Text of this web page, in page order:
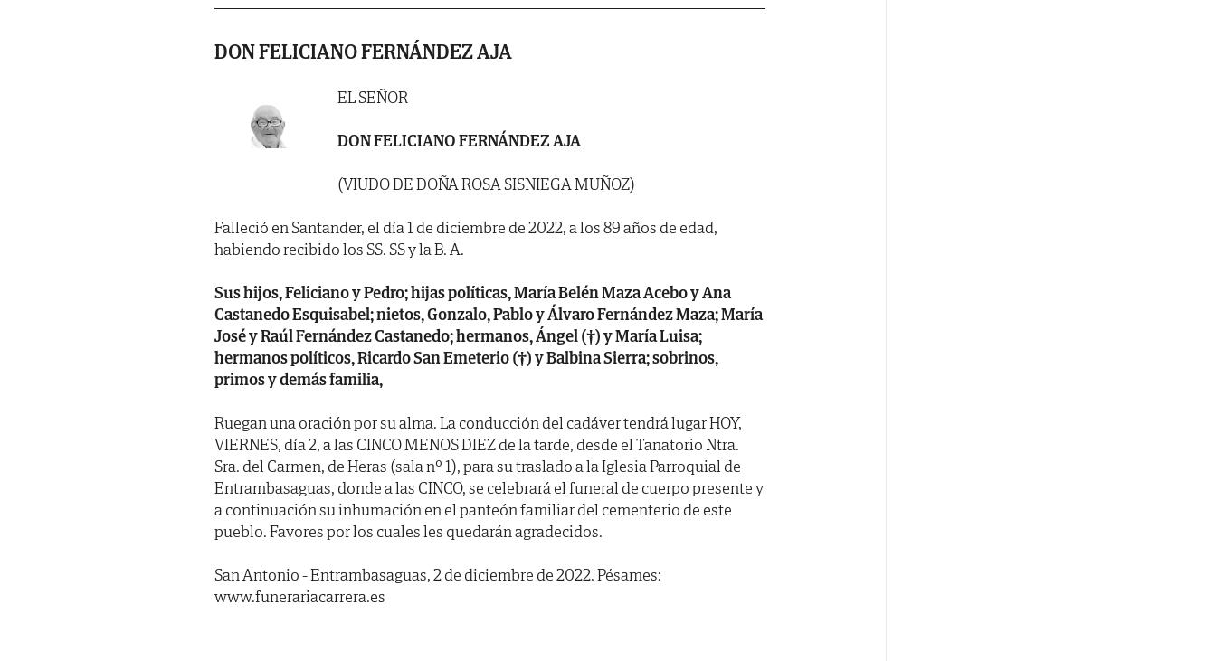
DON FELICIANO FERNÁNDEZ AJA
EL SEÑOR
DON FELICIANO FERNÁNDEZ AJA
(VIUDO DE DOÑA ROSA SISNIEGA MUÑOZ)
Falleció en Santander, el día 1 de diciembre de 2022, a los 89 años de edad,
habiendo recibido los SS. SS y la B. A.
Sus hijos, Feliciano y Pedro; hijas políticas, María Belén Maza Acebo y Ana
Castanedo Esquisabel; nietos, Gonzalo, Pablo y Álvaro Fernández Maza; María
José y Raúl Fernández Castanedo; hermanos, Ángel (†) y María Luisa;
hermanos políticos, Ricardo San Emeterio (†) y Balbina Sierra; sobrinos,
primos y demás familia,
Ruegan una oración por su alma. La conducción del cadáver tendrá lugar HOY,
VIERNES, día 2, a las CINCO MENOS DIEZ de la tarde, desde el Tanatorio Ntra.
Sra. del Carmen, de Heras (sala nº 1), para su traslado a la Iglesia Parroquial de
Entrambasaguas, donde a las CINCO, se celebrará el funeral de cuerpo presente y
a continuación su inhumación en el panteón familiar del cementerio de este
pueblo. Favores por los cuales les quedarán agradecidos.
San Antonio - Entrambasaguas, 2 de diciembre de 2022. Pésames:
www.funerariacarrera.es